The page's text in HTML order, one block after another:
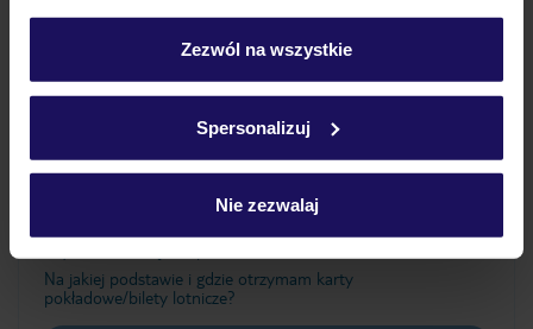
personalizować swój wybór wchodząc w zakładkę
Szczegółowe informacje o plikach cookie znajdziesz
Zezwól na wszystkie
Spersonalizuj
Nie zezwalaj
Ważne informacje
Jak zmienić uczestników/osobę zgłaszającą?
Na jakiej podstawie i gdzie otrzymam karty
pokładowe/bilety lotnicze?